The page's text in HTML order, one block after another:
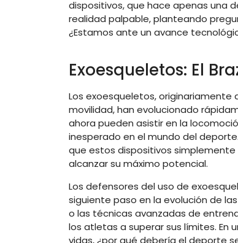
dispositivos, que hace apenas una
realidad palpable, planteando
¿Estamos ante un avance
Exoesqueletos: El
Los exoesqueletos,
movilidad, han evolucionado
ahora pueden asistir en la
inesperado en el mundo del
que estos dispositivos
alcanzar su máximo potencial.
Los defensores del uso de
siguiente paso en la evolución de
o las técnicas avanzadas de
los atletas a superar sus límites.
vidas, ¿por qué debería el deporte